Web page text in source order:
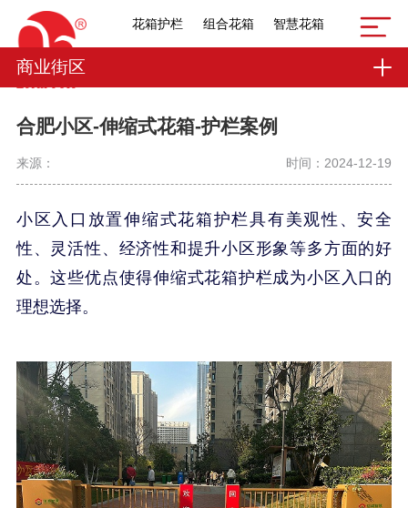
花箱护栏 组合花箱 智慧花箱
商业街区
合肥小区-伸缩式花箱-护栏案例
来源： 时间：2024-12-19
小区入口放置伸缩式花箱护栏具有美观性、安全
性、灵活性、经济性和提升小区形象等多方面的好
处。这些优点使得伸缩式花箱护栏成为小区入口的
理想选择。